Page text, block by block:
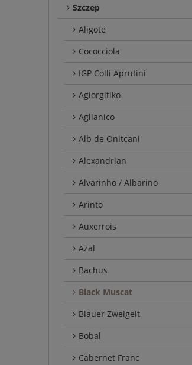
Szczep
Aligote
Cococciola
IGP Colli Aprutini
Agiorgitiko
Aglianico
Alb de Onitcani
Alexandrian
Alvarinho / Albarino
Arinto
Auxerrois
Azal
Bachus
Black Muscat
Blauer Zweigelt
Bobal
Cabernet Franc